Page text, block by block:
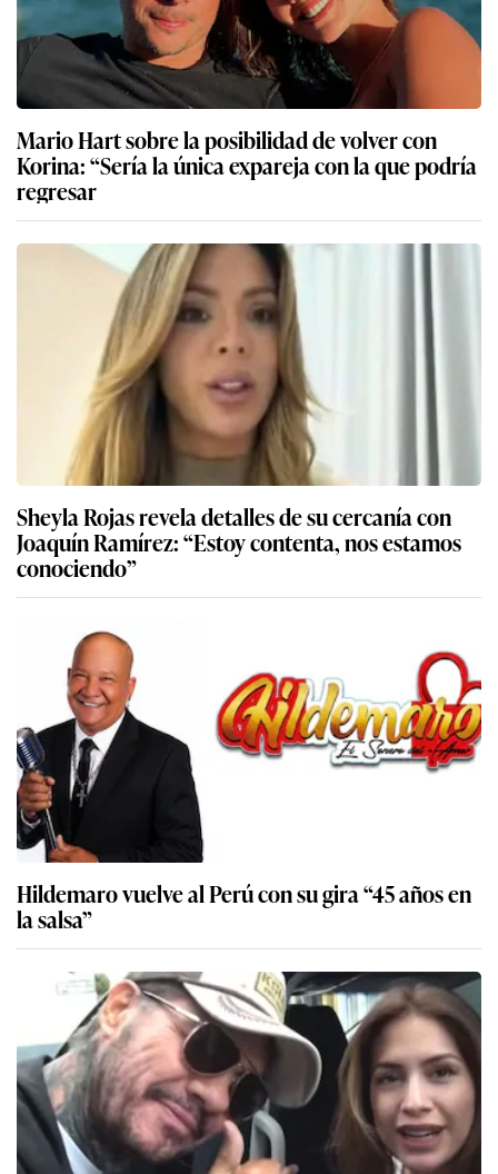
Mario Hart sobre la posibilidad de volver con
Korina: “Sería la única expareja con la que podría
regresar
Sheyla Rojas revela detalles de su cercanía con
Joaquín Ramírez: “Estoy contenta, nos estamos
conociendo”
Hildemaro vuelve al Perú con su gira “45 años en
la salsa”